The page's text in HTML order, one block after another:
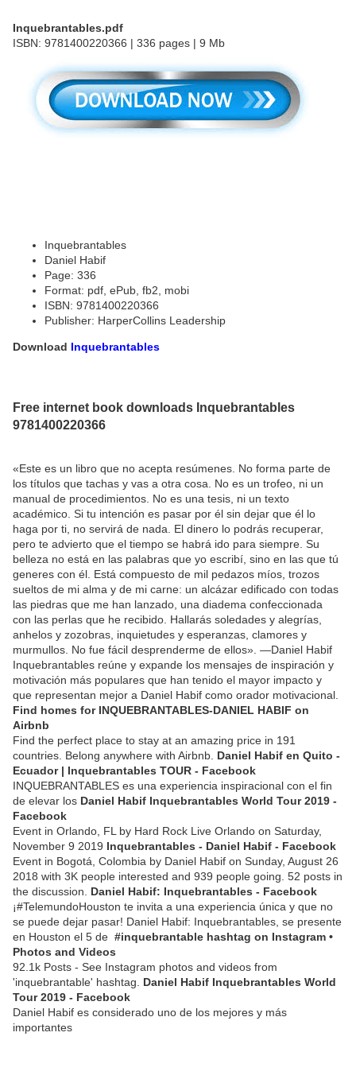
Inquebrantables.pdf
ISBN: 9781400220366 | 336 pages | 9 Mb
Inquebrantables
Daniel Habif
Page: 336
Format: pdf, ePub, fb2, mobi
ISBN: 9781400220366
Publisher: HarperCollins Leadership
Download Inquebrantables
Free internet book downloads Inquebrantables
9781400220366
«Este es un libro que no acepta resúmenes. No forma parte de
los títulos que tachas y vas a otra cosa. No es un trofeo, ni un
manual de procedimientos. No es una tesis, ni un texto
académico. Si tu intención es pasar por él sin dejar que él lo
haga por ti, no servirá de nada. El dinero lo podrás recuperar,
pero te advierto que el tiempo se habrá ido para siempre. Su
belleza no está en las palabras que yo escribí, sino en las que tú
generes con él. Está compuesto de mil pedazos míos, trozos
sueltos de mi alma y de mi carne: un alcázar edificado con todas
las piedras que me han lanzado, una diadema confeccionada
con las perlas que he recibido. Hallarás soledades y alegrías,
anhelos y zozobras, inquietudes y esperanzas, clamores y
murmullos. No fue fácil desprenderme de ellos». —Daniel Habif
Inquebrantables reúne y expande los mensajes de inspiración y
motivación más populares que han tenido el mayor impacto y
que representan mejor a Daniel Habif como orador motivacional.
Find homes for INQUEBRANTABLES-DANIEL HABIF on
Airbnb
Find the perfect place to stay at an amazing price in 191
countries. Belong anywhere with Airbnb. Daniel Habif en Quito -
Ecuador | Inquebrantables TOUR - Facebook
INQUEBRANTABLES es una experiencia inspiracional con el fin
de elevar los Daniel Habif Inquebrantables World Tour 2019 -
Facebook
Event in Orlando, FL by Hard Rock Live Orlando on Saturday,
November 9 2019 Inquebrantables - Daniel Habif - Facebook
Event in Bogotá, Colombia by Daniel Habif on Sunday, August 26
2018 with 3K people interested and 939 people going. 52 posts in
the discussion. Daniel Habif: Inquebrantables - Facebook
¡#TelemundoHouston te invita a una experiencia única y que no
se puede dejar pasar! Daniel Habif: Inquebrantables, se presente
en Houston el 5 de #inquebrantable hashtag on Instagram •
Photos and Videos
92.1k Posts - See Instagram photos and videos from
'inquebrantable' hashtag. Daniel Habif Inquebrantables World
Tour 2019 - Facebook
Daniel Habif es considerado uno de los mejores y más
importantes